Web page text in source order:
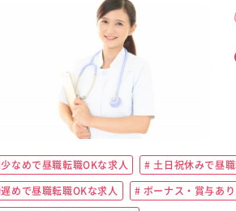
なめで昼職転職OKな求人 土日祝休みで昼
めで昼職転職OKな求人 ボーナス・賞与あ